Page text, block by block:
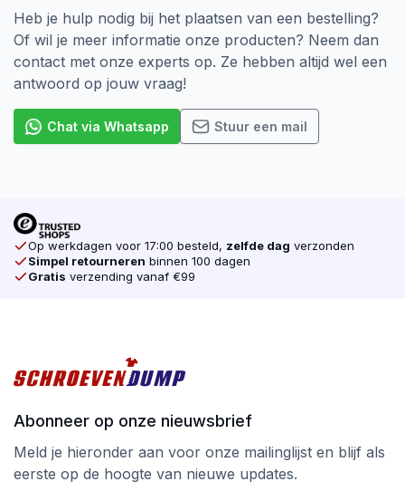
Heb je hulp nodig bij het plaatsen van een bestelling?
Of wil je meer informatie onze producten? Neem dan
contact met onze experts op. Ze hebben altijd wel een
antwoord op jouw vraag!
Chat via Whatsapp Stuur een mail
Op werkdagen voor 17:00 besteld, zelfde dag verzonden
Simpel retourneren binnen 100 dagen
Gratis verzending vanaf €99
Abonneer op onze nieuwsbrief
Meld je hieronder aan voor onze mailinglijst en blijf als
eerste op de hoogte van nieuwe updates.